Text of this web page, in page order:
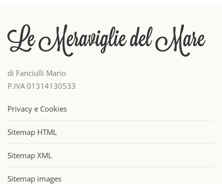
di Fanciulli Mario
P.IVA 01314130533
Privacy e Cookies
Sitemap HTML
Sitemap XML
Sitemap images